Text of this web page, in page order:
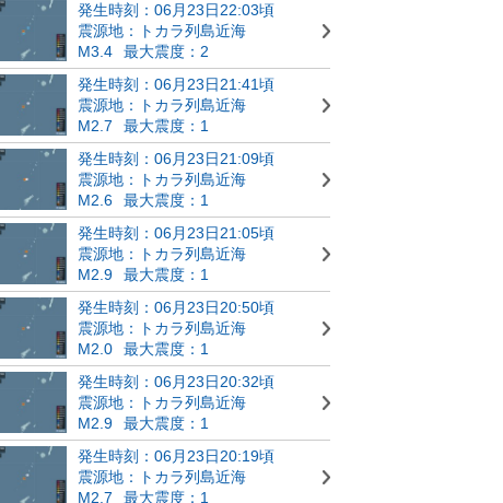
発生時刻：06月23日22:03頃
震源地：トカラ列島近海
M3.4
最大震度：2
発生時刻：06月23日21:41頃
震源地：トカラ列島近海
M2.7
最大震度：1
発生時刻：06月23日21:09頃
震源地：トカラ列島近海
M2.6
最大震度：1
発生時刻：06月23日21:05頃
震源地：トカラ列島近海
M2.9
最大震度：1
発生時刻：06月23日20:50頃
震源地：トカラ列島近海
M2.0
最大震度：1
発生時刻：06月23日20:32頃
震源地：トカラ列島近海
M2.9
最大震度：1
発生時刻：06月23日20:19頃
震源地：トカラ列島近海
M2.7
最大震度：1